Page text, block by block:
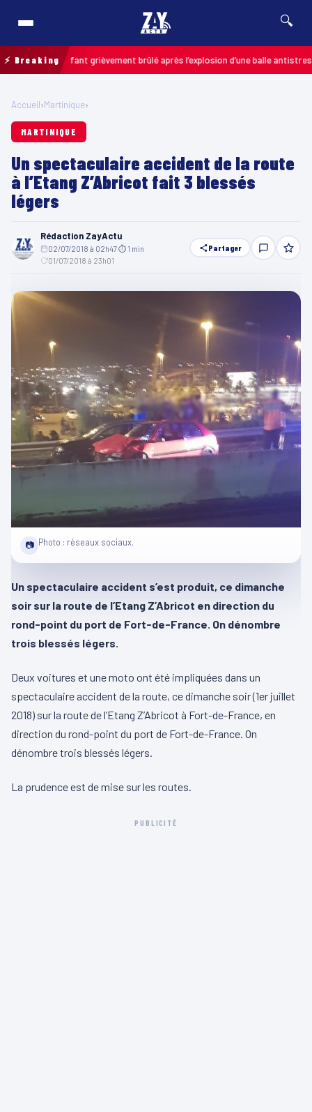
🔍
⚡ Breaking
: un enfant grièvement brûlé après l’explosion d’une balle antistress
Accueil›Martinique›
MARTINIQUE
Un spectaculaire accident de la route
à l’Etang Z’Abricot fait 3 blessés
légers
Rédaction ZayActu
02/07/2018 à 02h47⏱ 1 min
01/07/2018 à 23h01
Partager
📷 Photo : réseaux sociaux.
Un spectaculaire accident s’est produit, ce dimanche
soir sur la route de l’Etang Z’Abricot en direction du
rond-point du port de Fort-de-France. On dénombre
trois blessés légers.
Deux voitures et une moto ont été impliquées dans un
spectaculaire accident de la route, ce dimanche soir (1er juillet
2018) sur la route de l’Etang Z’Abricot à Fort-de-France, en
direction du rond-point du port de Fort-de-France. On
dénombre trois blessés légers.
La prudence est de mise sur les routes.
PUBLICITÉ